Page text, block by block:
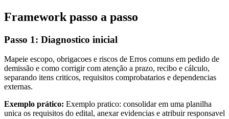
Framework passo a passo
Passo 1: Diagnostico inicial
Mapeie escopo, obrigacoes e riscos de Erros comuns em pedido de
demissão e como corrigir com atenção a prazo, recibo e cálculo,
separando itens criticos, requisitos comprobatarios e dependencias
externas.
Exemplo prático: Exemplo pratico: consolidar em uma planilha
unica os requisitos do edital, anexar evidencias e atribuir responsavel